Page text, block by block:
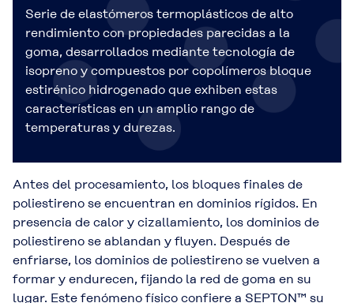
Serie de elastómeros termoplásticos de alto
rendimiento con propiedades parecidas a la
goma, desarrollados mediante tecnología de
isopreno y compuestos por copolímeros bloque
estirénico hidrogenado que exhiben estas
características en un amplio rango de
temperaturas y durezas.
Antes del procesamiento, los bloques finales de
poliestireno se encuentran en dominios rígidos. En
presencia de calor y cizallamiento, los dominios de
poliestireno se ablandan y fluyen. Después de
enfriarse, los dominios de poliestireno se vuelven a
formar y endurecen, fijando la red de goma en su
lugar. Este fenómeno físico confiere a SEPTON™ su